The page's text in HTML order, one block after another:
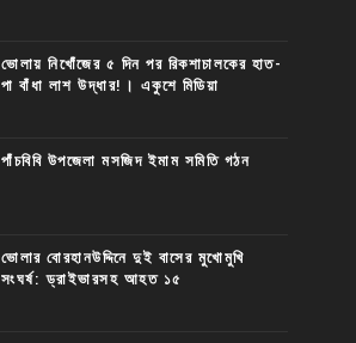
ভোলায় নিখোঁজের ৫ দিন পর রিকশাচালকের হাত-
পা বাঁধা লাশ উদ্ধার!। একুশে মিডিয়া
পাঁচবিবি উপজেলা মসজিদ ইমাম সমিতি গঠন
ভোলার বোরহানউদ্দিনে দুই বাসের মুখোমুখি
সংঘর্ষ: ড্রাইভারসহ আহত ১৫